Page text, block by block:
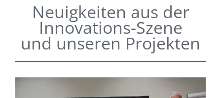
Neuigkeiten aus der
Innovations-Szene
und unseren Projekten